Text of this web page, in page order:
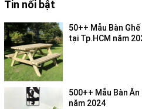
Tin nổi bật
50++ Mẫu Bàn
tại Tp.HCM năm
500++ Mẫu Bàn
năm 2024